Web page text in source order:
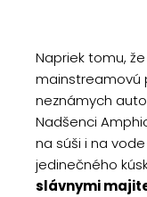
Napriek tomu,
mainstreamovú
neznámych
Nadšenci
na súši i na
jedinečného
slávnymi